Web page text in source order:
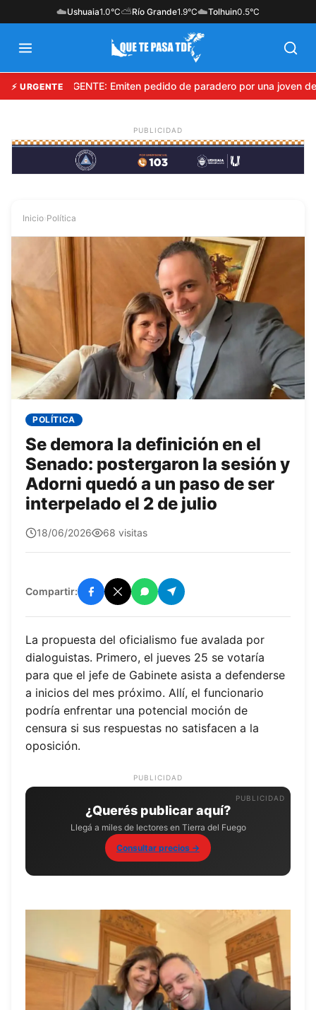
☁️Ushuaia1.0°C⛅Río Grande1.9°C☁️Tolhuin0.5°C
⚡ URGENTEURGENTE: Emiten pedido de paradero por una joven
Inicio Política
POLÍTICA
Se demora la definición en el
Senado: postergaron la sesión y
Adorni quedó a un paso de ser
interpelado el 2 de julio
quetepasa1
18/06/2026 68 visitas
Compartir:
La propuesta del oficialismo fue avalada por
dialoguistas. Primero, el jueves 25 se votaría
para que el jefe de Gabinete asista a defenderse
a inicios del mes próximo. Allí, el funcionario
podría enfrentar una potencial moción de
censura si sus respuestas no satisfacen a la
oposición.
PUBLICIDAD
¿Querés publicar aquí?
Llegá a miles de lectores en Tierra del Fuego
Consultar precios →